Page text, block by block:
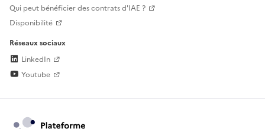
Qui peut bénéficier des contrats d'IAE ?
Disponibilité
Réseaux sociaux
LinkedIn
Youtube